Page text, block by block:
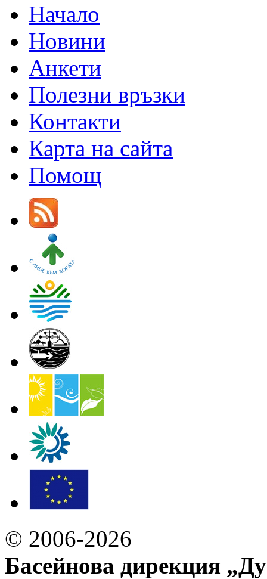
Начало
Новини
Анкети
Полезни връзки
Контакти
Карта на сайта
Помощ
© 2006-2026
Басейнова дирекция